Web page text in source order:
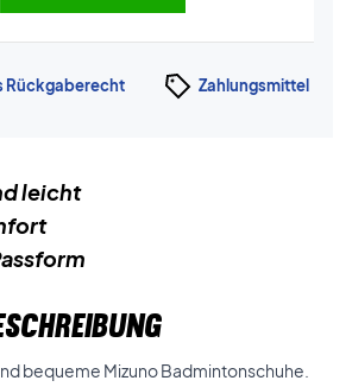
Rückgaberecht Zahlungsmittel
leicht
bequeme Mizuno Badmintonschuhe.